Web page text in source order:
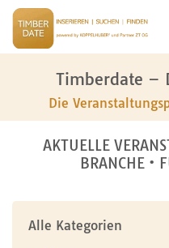
Timberdate –
Die
AKTUELLE
BRANCHE •
Alle Kategorien